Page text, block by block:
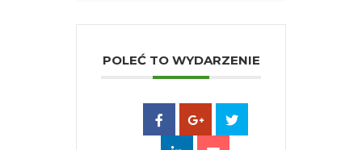
POLEĆ TO WYDARZENIE